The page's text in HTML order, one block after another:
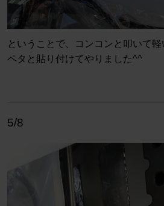
ということで、コンコンと叩いて
ペタと貼り付けてやりました^^
5/8